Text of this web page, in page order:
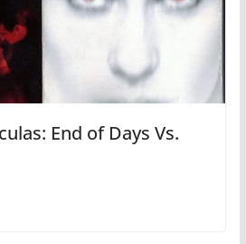
End of Days Vs.